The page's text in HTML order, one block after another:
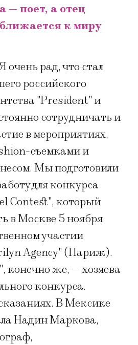
— поет, а отец
к миру
рад, что стал
российского
"President" и
сотрудничать и
в мероприятиях,
съемками и
Мы подготовили
для конкурса
Contest", который
в Москве 5 ноября
участии
Agency" (Париж).
конечно же, — хозяева
конкурса.
В Мексике
Надин Маркова,